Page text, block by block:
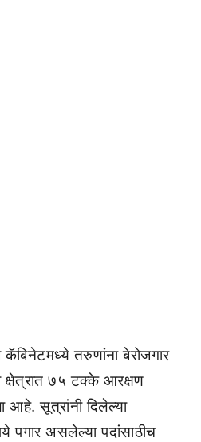
तरुणांना बेरोजगार
क्षेत्रात ७५ टक्के आरक्षण
आहे. सूत्रांनी दिलेल्या
पगार असलेल्या पदांसाठीच